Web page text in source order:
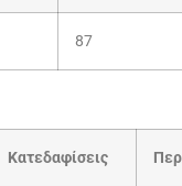
87
Κατεδαφίσεις